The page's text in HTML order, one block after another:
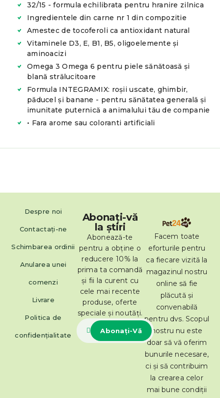
32/15 - formula echilibrata pentru hranire zilnica
Ingredientele din carne nr 1 din compozitie
Amestec de tocoferoli ca antioxidant natural
Vitaminele D3, E, B1, B5, oligoelemente și
aminoacizi
Omega 3 Omega 6 pentru piele sănătoasă și
blană strălucitoare
Formula INTEGRAMIX: roșii uscate, ghimbir,
păducel și banane - pentru sănătatea generală și
imunitate puternică a animalului tău de companie
• Fara arome sau coloranti artificiali
Despre noi
Contactaţi-ne
Schimbarea ordinii
Anularea unei
comenzi
Livrare
Politica de
confidențialitate
Facem toate
eforturile pentru
ca fiecare vizită la
magazinul nostru
online să fie
plăcută și
convenabilă
pentru dvs. Scopul
nostru nu este
doar să vă oferim
bunurile necesare,
ci și să contribuim
la crearea celor
mai bune condiții
Abonați-vă
la știri
Abonează-te
pentru a obține o
reducere 10% la
prima ta comandă
și fii la curent cu
cele mai recente
produse, oferte
speciale și noutăți.